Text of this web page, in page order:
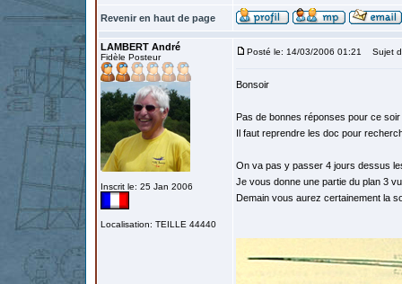
Revenir en haut de page
LAMBERT André
Fidèle Posteur
Inscrit le: 25 Jan 2006
Localisation: TEILLE 44440
Posté le: 14/03/2006 01:21 Sujet
Bonsoir
Pas de bonnes réponses pour ce
Il faut reprendre les doc pour
On va pas y passer 4 jours dessus
Je vous donne une partie du plan 3
Demain vous aurez certainement la